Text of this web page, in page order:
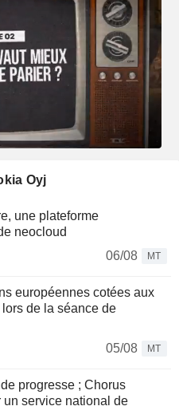
Oyj
une plateforme
neocloud
06/08
MT
européennes cotées aux
de la séance de
05/08
MT
progresse ; Chorus
service national de